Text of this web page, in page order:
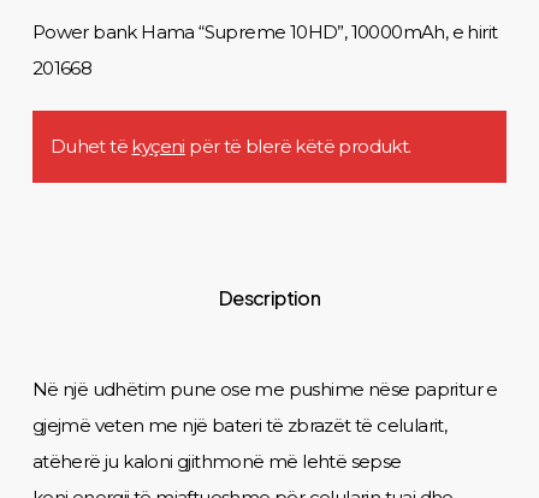
Power bank Hama “Supreme 10HD”, 10000mAh, e hirit
201668
Duhet të kyçeni për të blerë këtë produkt.
Description
Në një udhëtim pune ose me pushime nëse papritur e
gjejmë veten me një bateri të zbrazët të celularit,
atëherë ju kaloni gjithmonë më lehtë sepse